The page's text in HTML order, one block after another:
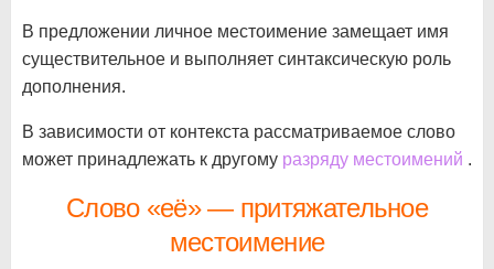
В предложении личное местоимение замещает имя
существительное и выполняет синтаксическую роль
дополнения.
В зависимости от контекста рассматриваемое слово
может принадлежать к другому разряду местоимений .
Слово «её» — притяжательное
местоимение